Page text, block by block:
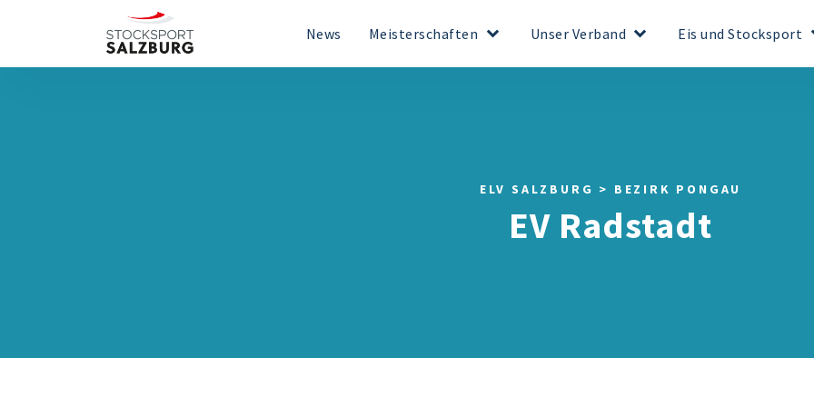
News Meisterschaften keyboard_arrow_down Unser Verband keyboard_arrow_down Eis und Stocksport
ELV SALZBURG > BEZIRK PONGAU
EV Radstadt